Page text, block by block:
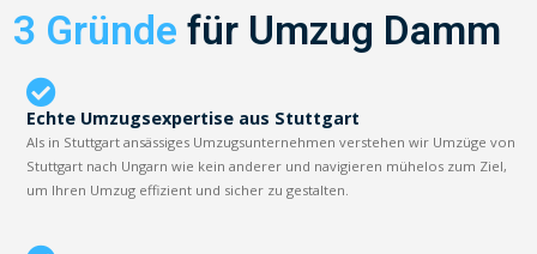
3 Gründe für Umzug Damm
Echte Umzugsexpertise aus Stuttgart
Als in Stuttgart ansässiges Umzugsunternehmen verstehen wir Umzüge von
Stuttgart nach Ungarn wie kein anderer und navigieren mühelos zum Ziel,
um Ihren Umzug effizient und sicher zu gestalten.